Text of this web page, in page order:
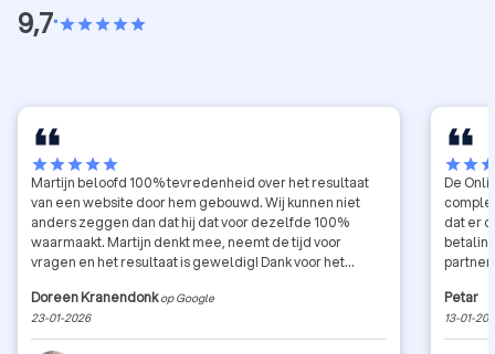
9,7•starstarstarstarstar
starstarstarstarstar
Martijn beloofd 100% tevredenheid over het resultaat
van een website door hem gebouwd. Wij kunnen niet
anders zeggen dan dat hij dat voor dezelfde 100%
waarmaakt. Martijn denkt mee, neemt de tijd voor
vragen en het resultaat is geweldig! Dank voor het
Wij kunnen Martijn en Webzeker zeer aanraden.
Doreen Kranendonk op Google
23-01-2026
starstar
De
dat er
partner.
Petar
13-01-